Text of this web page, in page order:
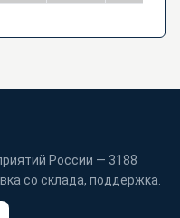
России — 3188
со склада, поддержка.